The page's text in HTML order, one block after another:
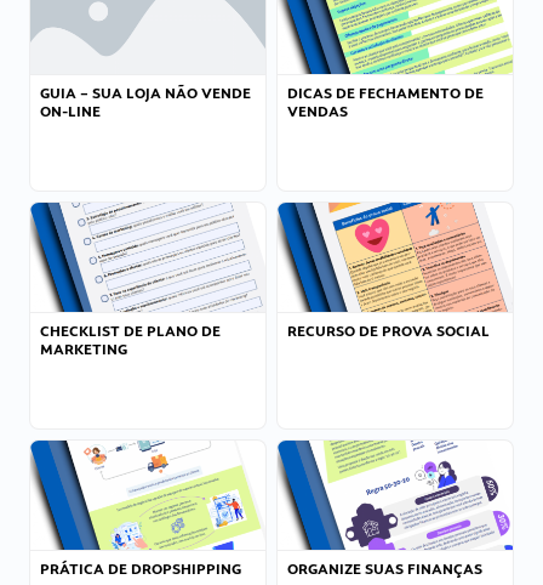
GUIA – SUA LOJA NÃO VENDE
ON-LINE
DICAS DE FECHAMENTO DE
VENDAS
CHECKLIST DE PLANO DE
MARKETING
RECURSO DE PROVA SOCIAL
PRÁTICA DE DROPSHIPPING ORGANIZE SUAS FINANÇAS